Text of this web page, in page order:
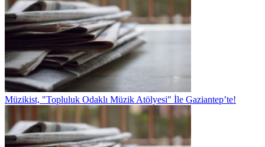
Müzikist, "Topluluk Odaklı Müzik Atölyesi" İle Gaziantep’te!